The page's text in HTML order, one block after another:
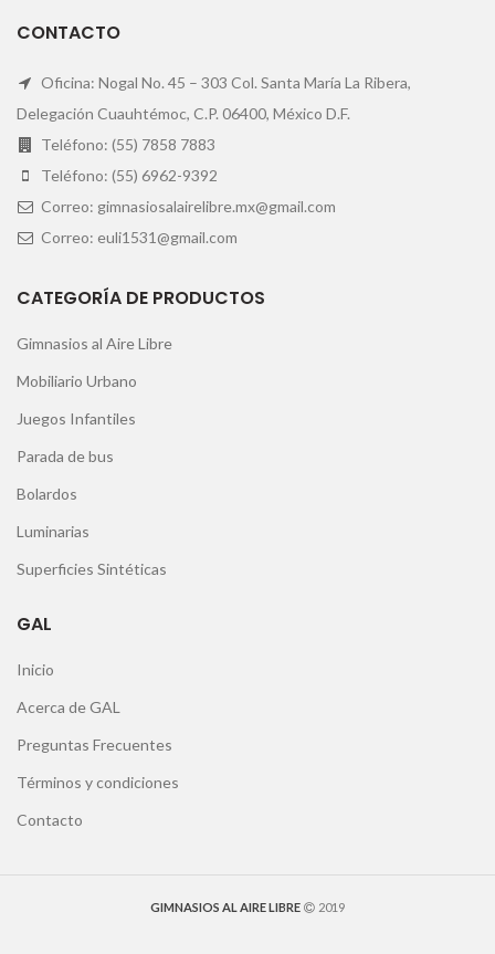
CONTACTO
Oficina: Nogal No. 45 – 303 Col. Santa María La Ribera,
Delegación Cuauhtémoc, C.P. 06400, México D.F.
Teléfono: (55) 7858 7883
Teléfono: (55) 6962-9392
Correo: gimnasiosalairelibre.mx@gmail.com
Correo: euli1531@gmail.com
CATEGORÍA DE PRODUCTOS
Gimnasios al Aire Libre
Mobiliario Urbano
Juegos Infantiles
Parada de bus
Bolardos
Luminarias
Superficies Sintéticas
GAL
Inicio
Acerca de GAL
Preguntas Frecuentes
Términos y condiciones
Contacto
GIMNASIOS AL AIRE LIBRE 2019